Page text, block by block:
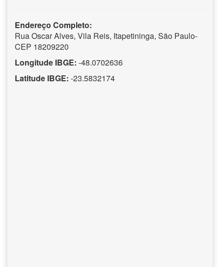
Endereço Completo:
Rua Oscar Alves, Vila Reis, Itapetininga, São Paulo-
CEP 18209220
Longitude IBGE: -48.0702636
Latitude IBGE: -23.5832174